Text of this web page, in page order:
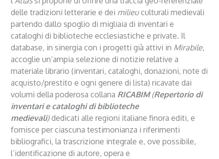
delle tradizioni letterarie e dei milieuculturali medievali
partendo dallo spoglio di migliaia di inventari e
cataloghi di biblioteche ecclesiastiche e private. Il
database, in sinergia con i progetti già attivi in Mirabile,
accoglie un’ampia selezione di notizie relative a
materiale librario (inventari, cataloghi, donazioni, note di
acquisto/prestito e ogni genere di lista) ricavate dai
volumi della poderosa collana RICABIM(Repertorio di
inventari e cataloghi di biblioteche
medievali)dedicati alle regioni italiane finora editi, e
fornisce per ciascuna testimonianza i riferimenti
bibliografici, la trascrizione integrale e, ove possibile,
l’identificazione di autore, opera e